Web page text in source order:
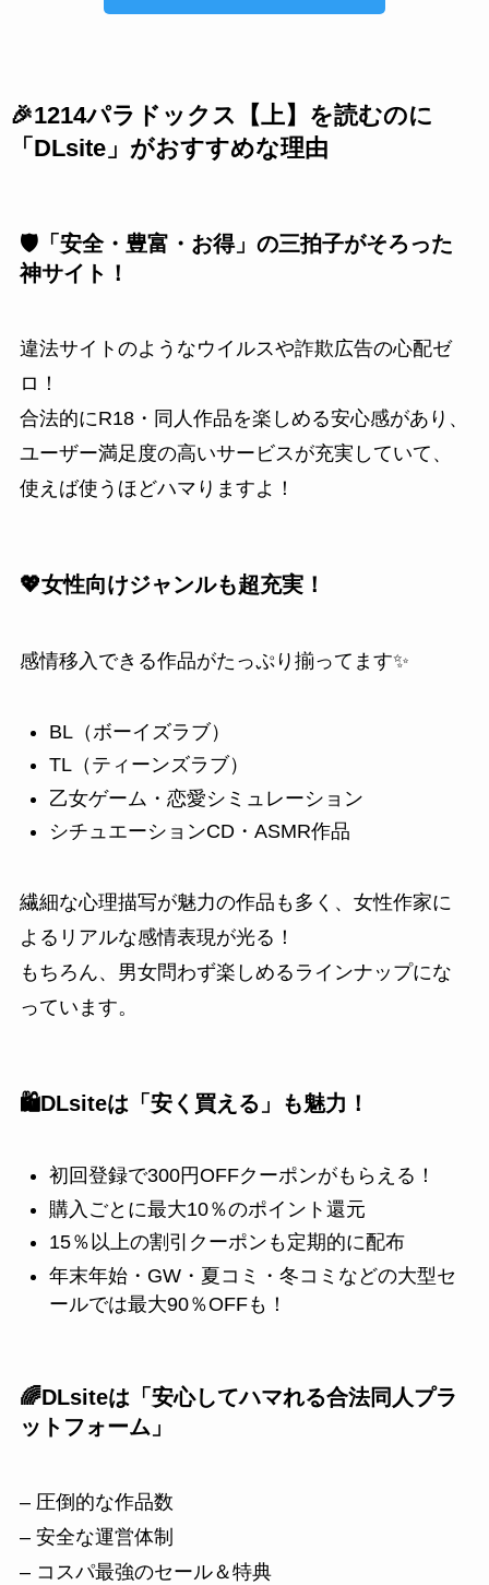
🎉1214パラドックス【上】を読むのに
「DLsite」がおすすめな理由
🛡️「安全・豊富・お得」の三拍子がそろった
神サイト！
違法サイトのようなウイルスや詐欺広告の心配ゼ
ロ！
合法的にR18・同人作品を楽しめる安心感があり、
ユーザー満足度の高いサービスが充実していて、
使えば使うほどハマりますよ！
💖女性向けジャンルも超充実！
感情移入できる作品がたっぷり揃ってます✨
BL（ボーイズラブ）
TL（ティーンズラブ）
乙女ゲーム・恋愛シミュレーション
シチュエーションCD・ASMR作品
繊細な心理描写が魅力の作品も多く、女性作家に
よるリアルな感情表現が光る！
もちろん、男女問わず楽しめるラインナップにな
っています。
🛍️DLsiteは「安く買える」も魅力！
初回登録で300円OFFクーポンがもらえる！
購入ごとに最大10％のポイント還元
15％以上の割引クーポンも定期的に配布
年末年始・GW・夏コミ・冬コミなどの大型セ
ールでは最大90％OFFも！
🌈DLsiteは「安心してハマれる合法同人プラ
ットフォーム」
– 圧倒的な作品数
– 安全な運営体制
– コスパ最強のセール＆特典